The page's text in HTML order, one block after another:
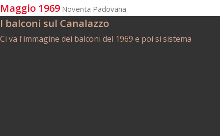
Maggio 1969 Noventa Padovana
I balconi sul Canalazzo
Ci va l'immagine dei balconi del 1969 e poi si sistema